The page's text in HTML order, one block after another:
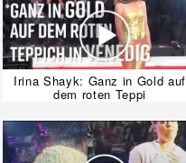
Irina Shayk: Ganz in Gold auf
dem roten Teppi